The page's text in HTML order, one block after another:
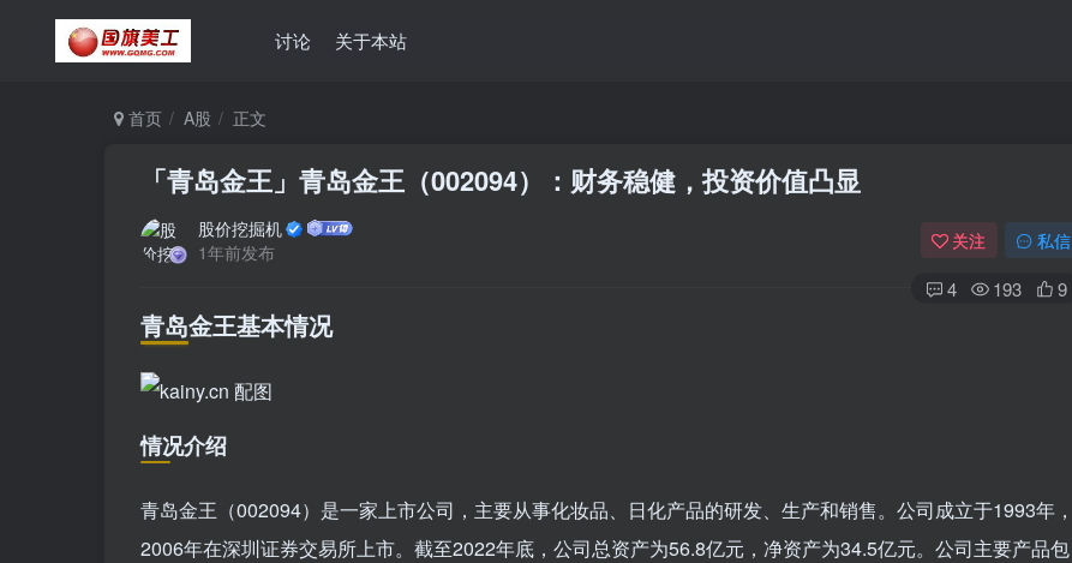
讨论 关于本站
首页 A股 正文
「青岛金王」青岛金王（002094）：财务稳健，投资价值凸显
股价挖掘机
1年前发布
关注 私信
4 193 9
青岛金王基本情况
情况介绍
青岛金王（002094）是一家上市公司，主要从事化妆品、日化产品的研发、生产和销售。公司成立于1993年，
2006年在深圳证券交易所上市。截至2022年底，公司总资产为56.8亿元，净资产为34.5亿元。公司主要产品包